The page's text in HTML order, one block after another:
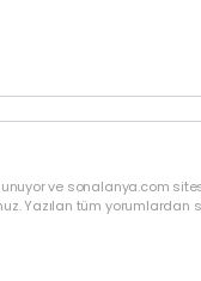
ve sonalanya.com
Yazılan tüm